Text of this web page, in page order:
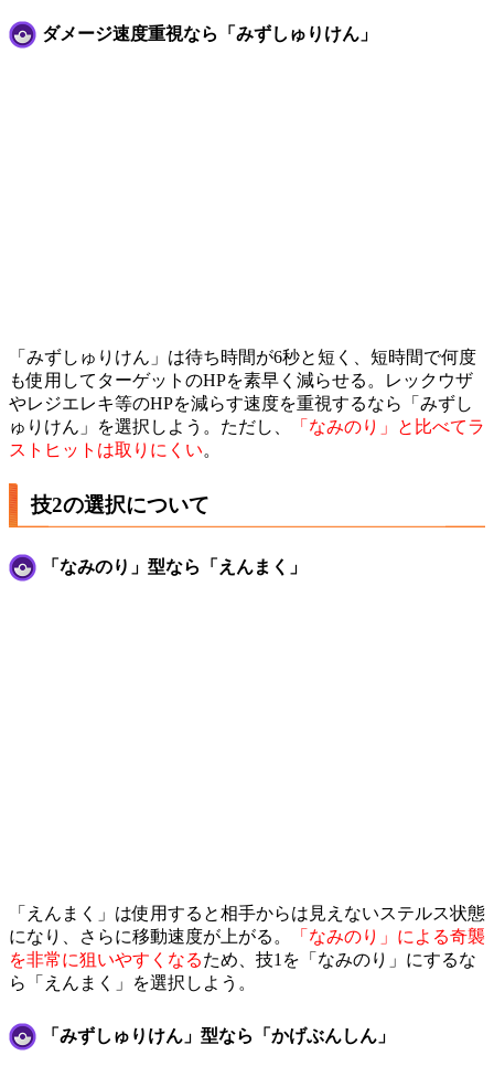
ダメージ速度重視なら「みずしゅりけん」
「みずしゅりけん」は待ち時間が6秒と短く、短時間で何度
も使用してターゲットのHPを素早く減らせる。レックウザ
やレジエレキ等のHPを減らす速度を重視するなら「みずし
ゅりけん」を選択しよう。ただし、
「なみのり」と比べてラ
ストヒットは取りにくい。
技2の選択について
「なみのり」型なら「えんまく」
「えんまく」は使用すると相手からは見えないステルス状態
になり、さらに移動速度が上がる。
「なみのり」による奇襲
を非常に狙いやすくなるため、技1を「なみのり」にするな
ら「えんまく」を選択しよう。
「みずしゅりけん」型なら「かげぶんしん」